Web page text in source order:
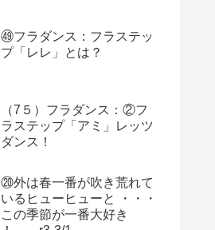
㊾フラダンス：フラステッ
プ「レレ」とは？
（7５）フラダンス：②フ
ラステップ「アミ」レッツ
ダンス！
⑳外は春一番が吹き荒れて
いるヒューヒューと ・・・
この季節が一番大好き